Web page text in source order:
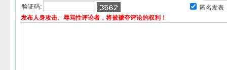
验证码:
匿名发表
发布人身攻击、辱骂性评论者，将被褫夺评论的权利！